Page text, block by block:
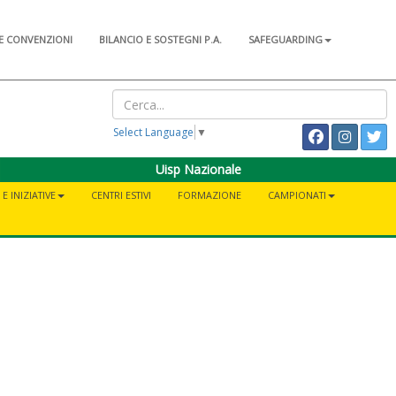
CONVENZIONI BILANCIO E SOSTEGNI P.A.
SAFEGUARDING
Select Language ▼
Uisp Nazionale
E INIZIATIVE CENTRI ESTIVI FORMAZIONE
CAMPIONATI